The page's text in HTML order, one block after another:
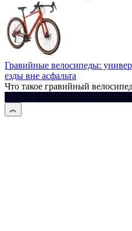
Гравийные велосипеды:
езды вне асфальта
Что такое гравийный
© 2026 В помощь пользователю